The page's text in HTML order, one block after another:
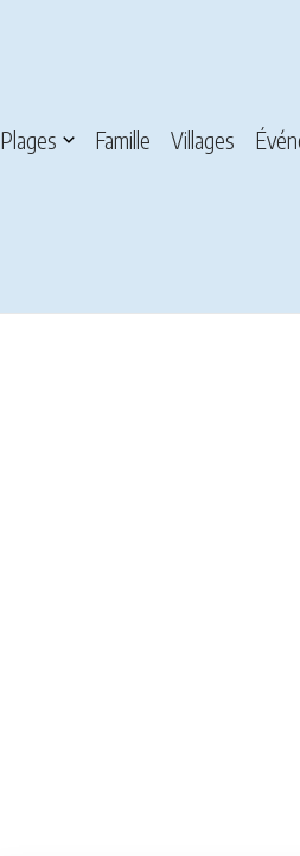
Plages Famille Villages